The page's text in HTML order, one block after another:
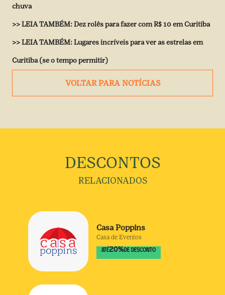
chuva
>> LEIA TAMBÉM:Dez rolês para fazer com R$ 10 em Curitiba
>> LEIA TAMBÉM:Lugares incríveis para ver as estrelas em
Curitiba (se o tempo permitir)
VOLTAR PARA NOTÍCIAS
DESCONTOS
RELACIONADOS
Casa Poppins
Casa de Eventos
ATÉ20% DE DESCONTO